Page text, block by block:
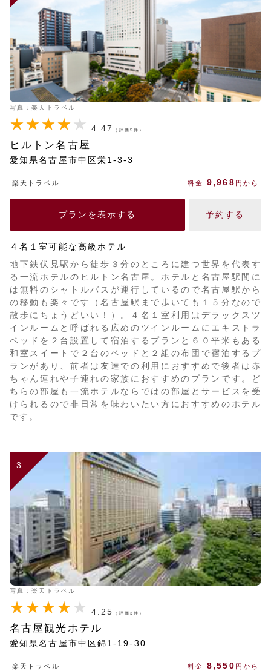
写真：楽天トラベル
4.47 （評価5件）
ヒルトン名古屋
愛知県名古屋市中区栄1-3-3
４名１室可能な高級ホテル
地下鉄伏見駅から徒歩３分のところに建つ世界を代表す
る一流ホテルのヒルトン名古屋。ホテルと名古屋駅間に
は無料のシャトルバスが運行しているので名古屋駅から
の移動も楽々です（名古屋駅まで歩いても１５分なので
散歩にちょうどいい！）。４名１室利用はデラックスツ
インルームと呼ばれる広めのツインルームにエキストラ
ベッドを２台設置して宿泊するプランと６０平米もある
和室スイートで２台のベッドと２組の布団で宿泊するプ
ランがあり、前者は友達での利用におすすめで後者は赤
ちゃん連れや子連れの家族におすすめのプランです。ど
ちらの部屋も一流ホテルならではの部屋とサービスを受
けられるので非日常を味わいたい方におすすめのホテル
です。
楽天トラベル 料金 9,968 円から
プランを表示する 予約する
3
写真：楽天トラベル
4.25 （評価3件）
名古屋観光ホテル
愛知県名古屋市中区錦1-19-30
楽天トラベル 料金 8,550 円から